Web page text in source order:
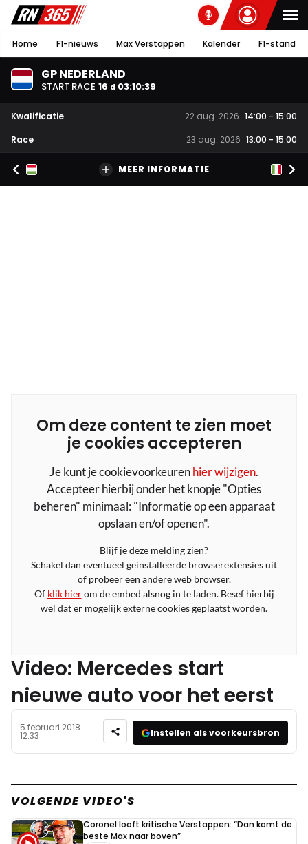
Home F1-nieuws Max Verstappen Kalender F1-stand
GP NEDERLAND
START RACE 16 d 03:10:38
Kwalificatie 22 aug. 2026 14:00 - 15:00
Race
23 aug. 2026 13:00 - 15:00
MEER INFORMATIE
Om deze content te zien moet
je cookies accepteren
Je kunt je cookievoorkeurenhier wijzigen.
Accepteer hierbij onder het knopje "Opties
beheren" minimaal: "Informatie op een apparaat
opslaan en/of openen".
Blijf je deze melding zien?
Schakel dan eventueel geinstalleerde browserextensies uit
of probeer een andere web browser.
Of klik hierom de embed alsnog in te laden. Besef hierbij
wel dat er mogelijk externe cookies geplaatst worden.
Video: Mercedes start
nieuwe auto voor het eerst
5 februari 2018
12:33 Instellen als voorkeursbron
VOLGENDE VIDEO'S
Coronel looft kritische Verstappen: “Dan komt de
beste Max naar boven”